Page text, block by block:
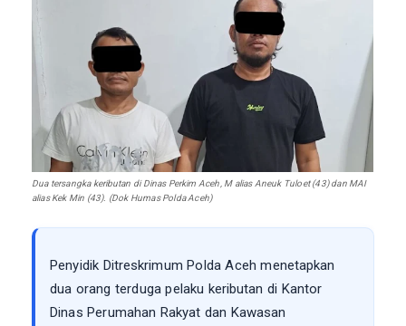
Dua tersangka keributan di Dinas Perkim Aceh, M alias Aneuk Tuloet (43) dan MAI
alias Kek Min (43). (Dok Humas Polda Aceh)
Penyidik Ditreskrimum Polda Aceh menetapkan
dua orang terduga pelaku keributan di Kantor
Dinas Perumahan Rakyat dan Kawasan